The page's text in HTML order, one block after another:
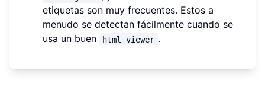
etiquetas son muy frecuentes. Estos a
menudo se detectan fácilmente cuando se
usa un buen
html viewer .